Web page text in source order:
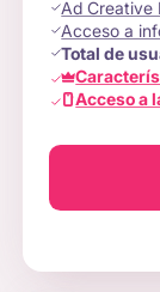
Ad Creative
Acceso a
Total de
Acceso a